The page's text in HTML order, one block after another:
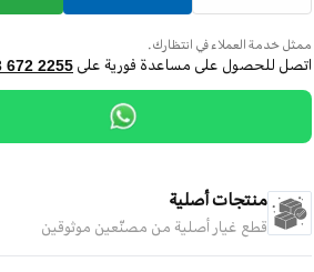
ممثل خدمة العملاء في انتظارك.
اتصل للحصول على مساعدة فورية على 672 2255
منتجات أصلية
قطع غيار أصلية من مصنّعين موثوقين